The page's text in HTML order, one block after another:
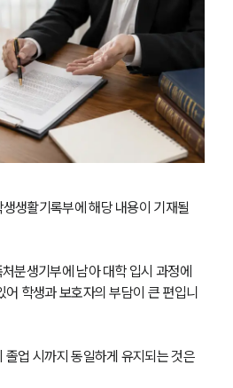
생활기록부에 해당 내용이 기재될
분생기부에 남아 대학 입시 과정에
학생과 보호자의 부담이 큰 편입니
졸업 시까지 동일하게 유지되는 것은